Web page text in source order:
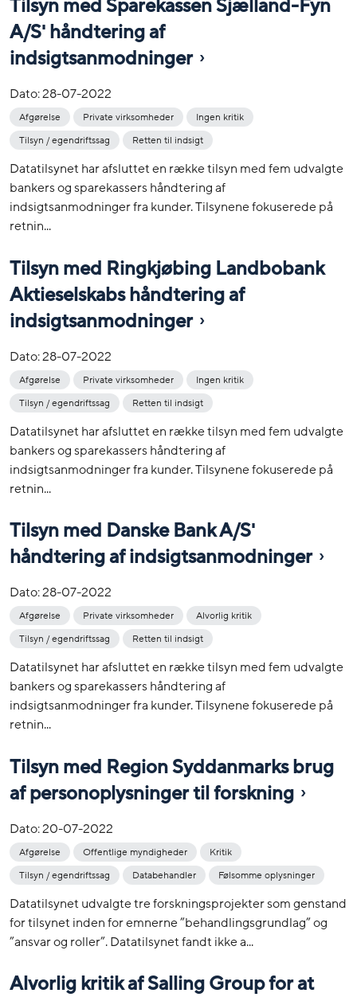
Tilsyn med Sparekassen Sjælland-Fyn
A/S' håndtering af
indsigtsanmodninger
Dato:28-07-2022
Afgørelse Private virksomheder
Ingen kritik
Tilsyn / egendriftssag
Retten til indsigt
Datatilsynet har afsluttet en række tilsyn med fem udvalgte
bankers og sparekassers håndtering af
indsigtsanmodninger fra kunder. Tilsynene fokuserede på
retnin...
Tilsyn med Ringkjøbing Landbobank
Aktieselskabs håndtering af
indsigtsanmodninger
Dato:28-07-2022
Afgørelse Private virksomheder
Ingen kritik
Tilsyn / egendriftssag
Retten til indsigt
Datatilsynet har afsluttet en række tilsyn med fem udvalgte
bankers og sparekassers håndtering af
indsigtsanmodninger fra kunder. Tilsynene fokuserede på
retnin...
Tilsyn med Danske Bank A/S'
håndtering af indsigtsanmodninger
Dato:28-07-2022
Afgørelse Private virksomheder
Alvorlig kritik
Tilsyn / egendriftssag
Retten til indsigt
Datatilsynet har afsluttet en række tilsyn med fem udvalgte
bankers og sparekassers håndtering af
indsigtsanmodninger fra kunder. Tilsynene fokuserede på
retnin...
Tilsyn med Region Syddanmarks brug
af personoplysninger til forskning
Dato:20-07-2022
Afgørelse Offentlige myndigheder
Kritik
Tilsyn / egendriftssag
Databehandler Følsomme oplysninger
Datatilsynet udvalgte tre forskningsprojekter som genstand
for tilsynet inden for emnerne ”behandlingsgrundlag” og
”ansvar og roller”. Datatilsynet fandt ikke a...
Alvorlig kritik af Salling Group for at